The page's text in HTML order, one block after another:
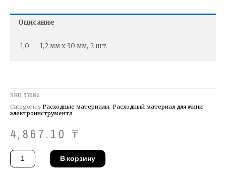
Описание
1,0 — 1,2 мм х 30 мм, 2 шт.
SKU 57686
Categories Расходные материалы Расходный материал для мини
электроинструмента
4,867.10 ₸
Количество
товара
Бор
В корзину